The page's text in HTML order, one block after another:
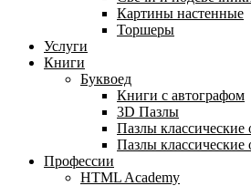
Картины настенные
Торшеры
Услуги
Книги
Буквоед
Книги с автографом
3D Пазлы
Пазлы классические
Пазлы классические
Профессии
HTML Academy